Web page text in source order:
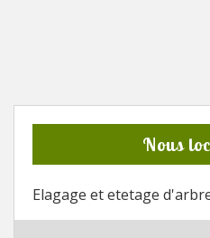
Nous
Elagage et etetage